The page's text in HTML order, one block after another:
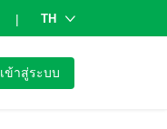
| TH
เข้าสู่ระบบ